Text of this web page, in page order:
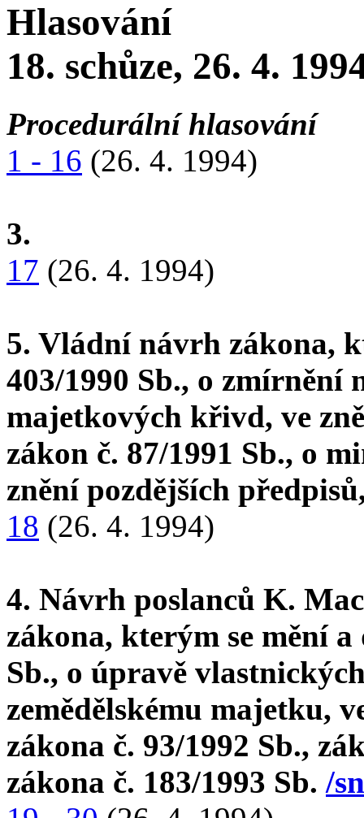
Hlasování
18. schůze, 26. 4.
Procedurální hlasování
1 - 16 (26. 4. 1994)
3.
17 (26. 4. 1994)
5. Vládní návrh zákona,
403/1990 Sb., o zmírnění
majetkových křivd, ve
zákon č. 87/1991 Sb., o
znění pozdějších
18 (26. 4. 1994)
4. Návrh poslanců K.
zákona, kterým se mění
Sb., o úpravě
zemědělskému majetku,
zákona č. 93/1992 Sb.,
zákona č. 183/1993 Sb. /